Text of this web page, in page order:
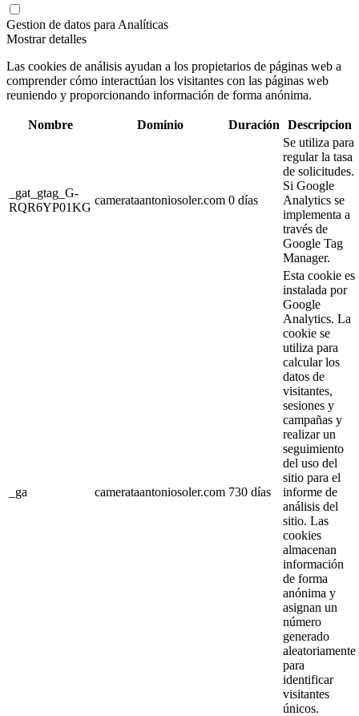
Gestion de datos para Analíticas
Mostrar detalles
Las cookies de análisis ayudan a los propietarios de páginas web a
comprender cómo interactúan los visitantes con las páginas web
reuniendo y proporcionando información de forma anónima.
Nombre Dominio Duración Descripcion
_gat_gtag_G-
RQR6YP01KG
camerataantoniosoler.com 0 días
Se utiliza para
regular la tasa
de solicitudes.
Si Google
Analytics se
implementa a
través de
Google Tag
Manager.
_ga camerataantoniosoler.com 730 días
Esta cookie es
instalada por
Google
Analytics. La
cookie se
utiliza para
calcular los
datos de
visitantes,
sesiones y
campañas y
realizar un
seguimiento
del uso del
sitio para el
informe de
análisis del
sitio. Las
cookies
almacenan
información
de forma
anónima y
asignan un
número
generado
aleatoriamente
para
identificar
visitantes
únicos.